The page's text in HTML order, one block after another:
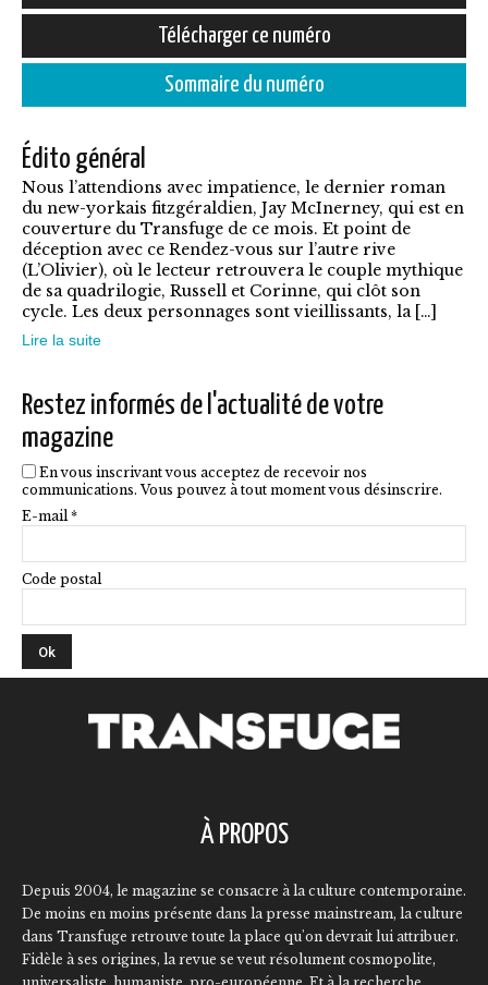
prix :
5,50€
à
7,90€
produit
variations.
Les
options
peuvent
être
choisies
la
page
du
produit
Télécharger ce numéro
Sommaire du numéro
Édito général
Nous l’attendions avec impatience, le dernier roman
du new-yorkais fitzgéraldien, Jay McInerney, qui est en
couverture du Transfuge de ce mois. Et point de
déception avec ce Rendez-vous sur l’autre rive
(L’Olivier), où le lecteur retrouvera le couple mythique
de sa quadrilogie, Russell et Corinne, qui clôt son
cycle. Les deux personnages sont vieillissants, la […]
Lire la suite
Restez informés de l'actualité de votre
magazine
En vous inscrivant vous acceptez de recevoir nos
communications. Vous pouvez à tout moment vous désinscrire.
E-mail *
Code postal
À PROPOS
Depuis 2004, le magazine se consacre à la culture contemporaine.
De moins en moins présente dans la presse mainstream, la culture
dans Transfuge retrouve toute la place qu'on devrait lui attribuer.
Fidèle à ses origines, la revue se veut résolument cosmopolite,